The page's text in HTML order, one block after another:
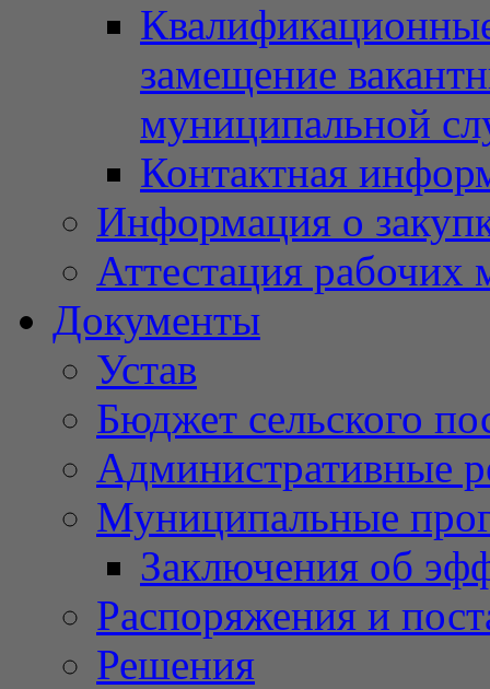
замещение
муниципальной
Контактная
Информация о
Аттестация рабочих
Документы
Устав
Бюджет сельского
Административные
Муниципальные
Заключения об
Распоряжения и
Решения